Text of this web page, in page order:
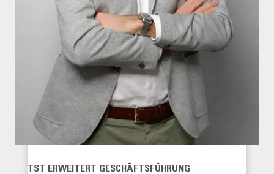
TST ERWEITERT GESCHÄFTSFÜHRUNG